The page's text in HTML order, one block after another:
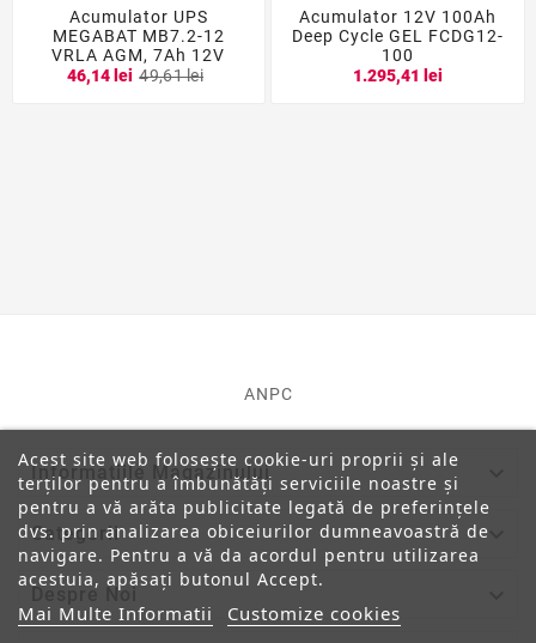
Acumulator UPS
MEGABAT MB7.2-12
VRLA AGM, 7Ah 12V
46,14 lei 49,61 lei
Acumulator 12V 100Ah
Deep Cycle GEL FCDG12-
100
1.295,41 lei
ANPC
Informatiile Magazinului
Categorii 
Despre Noi
Acest site web folosește cookie-uri proprii și ale
terților pentru a îmbunătăți serviciile noastre și
pentru a vă arăta publicitate legată de preferințele
dvs. prin analizarea obiceiurilor dumneavoastră de
navigare. Pentru a vă da acordul pentru utilizarea
acestuia, apăsați butonul Accept.
Mai Multe Informatii Customize cookies